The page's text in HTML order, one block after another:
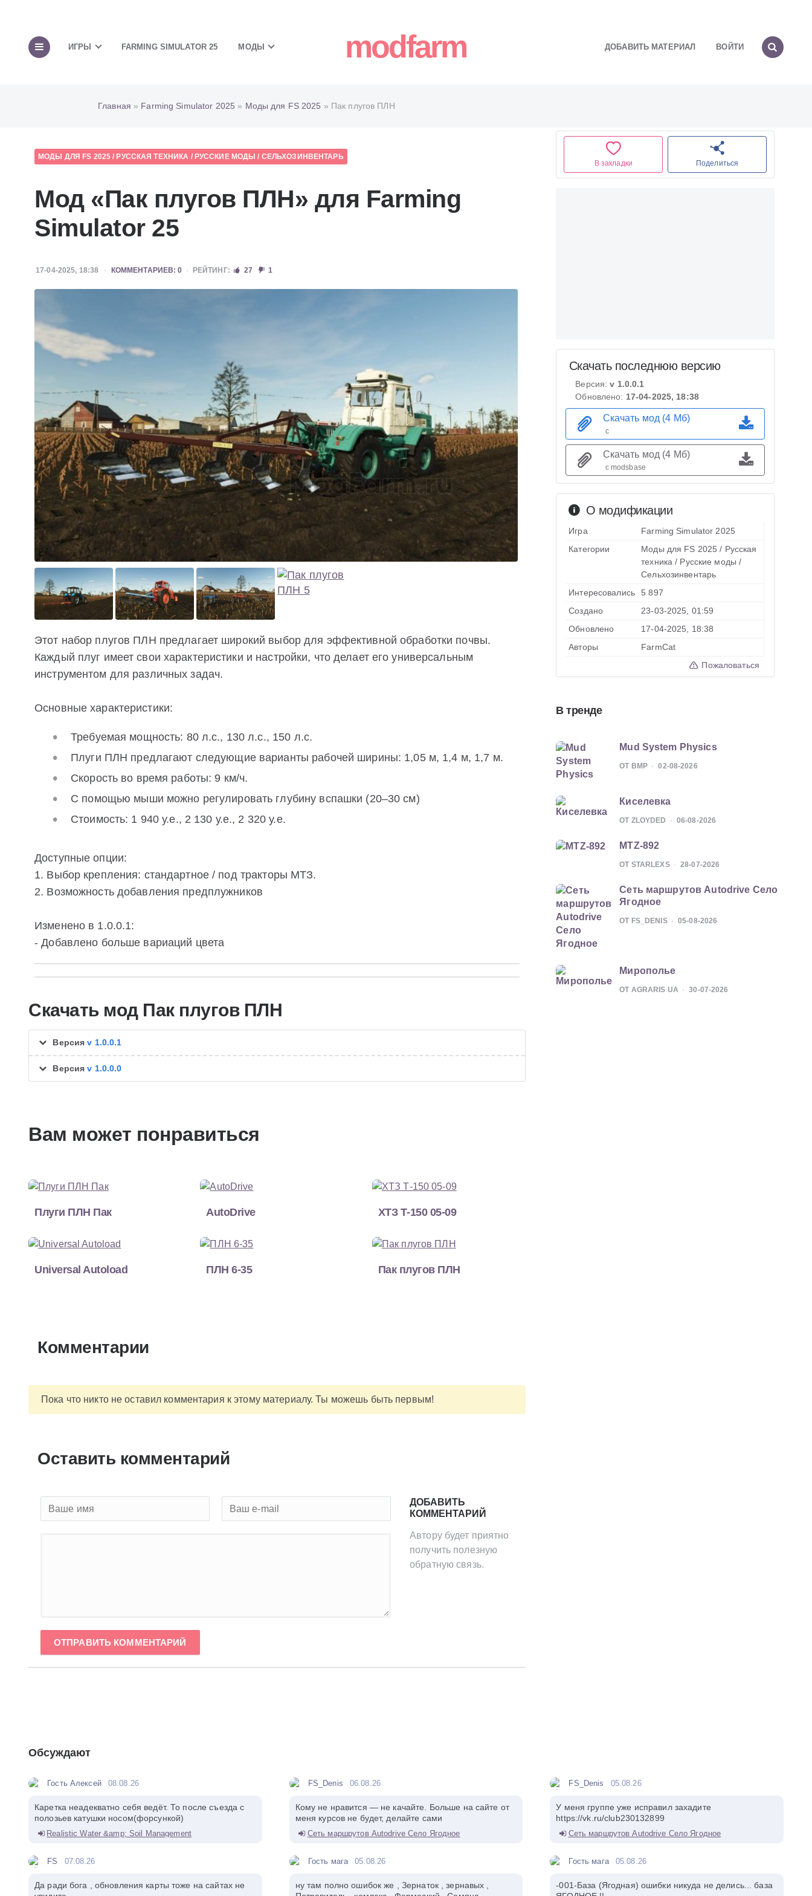
ИГРЫ FARMING SIMULATOR 25 МОДЫ modfarm ДОБАВИТЬ МАТЕРИАЛ ВОЙТИ
Главная » Farming Simulator 2025 » Моды для FS 2025 » Пак плугов ПЛН
МОДЫ ДЛЯ FS 2025 / РУССКАЯ ТЕХНИКА / РУССКИЕ МОДЫ / СЕЛЬХОЗИНВЕНТАРЬ
Мод «Пак плугов ПЛН» для Farming
Simulator 25
17-04-2025, 18:38 КОММЕНТАРИЕВ: 0 РЕЙТИНГ: 27 1
Этот набор плугов ПЛН предлагает широкий выбор для эффективной обработки почвы.
Каждый плуг имеет свои характеристики и настройки, что делает его универсальным
инструментом для различных задач.
Основные характеристики:
Требуемая мощность: 80 л.с., 130 л.с., 150 л.с.
Плуги ПЛН предлагают следующие варианты рабочей ширины: 1,05 м, 1,4 м, 1,7 м.
Скорость во время работы: 9 км/ч.
С помощью мыши можно регулировать глубину вспашки (20–30 см)
Стоимость: 1 940 у.е., 2 130 у.е., 2 320 у.е.
Доступные опции:
1. Выбор крепления: стандартное / под тракторы МТЗ.
2. Возможность добавления предплужников
Изменено в 1.0.0.1:
- Добавлено больше вариаций цвета
Скачать мод Пак плугов ПЛН
Версияv 1.0.0.1
Версияv 1.0.0.0
Вам может понравиться
Плуги ПЛН Пак AutoDrive ХТЗ Т-150 05-09
Universal Autoload ПЛН 6-35 Пак плугов ПЛН
Комментарии
Пока что никто не оставил комментария к этому материалу. Ты можешь быть первым!
Оставить комментарий
ДОБАВИТЬ
КОММЕНТАРИЙ
Автору будет приятно
получить полезную
обратную связь.
ОТПРАВИТЬ КОММЕНТАРИЙ
В закладки Поделиться
О модификации
Игра
Farming Simulator 2025
Категории
Моды для FS 2025 / Русская
техника / Русские моды /
Сельхозинвентарь
Интересовались
5 897
Создано
23-03-2025, 01:59
Обновлено
17-04-2025, 18:38
Авторы
FarmCat
Пожаловаться
Скачать последнюю версию
Версия:v 1.0.0.1
Обновлено: 17-04-2025, 18:38
Скачать мод (4 Мб)
с
Скачать мод (4 Мб)
с modsbase
В тренде
Mud System Physics
ОТ BMP 02-08-2026
Киселевка
ОТ ZLOYDED 06-08-2026
MTZ-892
ОТ STARLEXS 28-07-2026
Сеть маршрутов Autodrive Село
Ягодное
ОТ FS_DENIS 05-08-2026
Мирополье
ОТ AGRARIS UA 30-07-2026
Обсуждают
Гость Алексей 08.08.26
Каретка неадекватно себя ведёт. То после съезда с
полозьев катушки носом(форсункой)
Realistic Water &amp; Soil Management
FS 07.08.26
Да ради бога , обновления карты тоже на сайтах не
FS_Denis 06.08.26
Кому не нравится — не качайте. Больше на сайте от
меня курсов не будет, делайте сами
Сеть маршрутов Autodrive Село Ягодное
Гость мага 05.08.26
ну там полно ошибок же , Зернаток , зернавых ,
FS_Denis 05.08.26
У меня группе уже исправил захадите
https://vk.ru/club230132899
Сеть маршрутов Autodrive Село Ягодное
Гость мага 05.08.26
-001-База (Ягодная) ошибки никуда не делись... база